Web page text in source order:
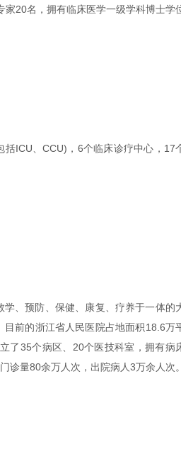
20名，拥有临床医学一级学科博士学
ICU、CCU)，6个临床诊疗中心，17
、预防、保健、康复、疗养于一体的
前的浙江省人民医院占地面积18.6万
了35个病区、20个医技科室，拥有病
诊量80余万人次，出院病人3万余人次